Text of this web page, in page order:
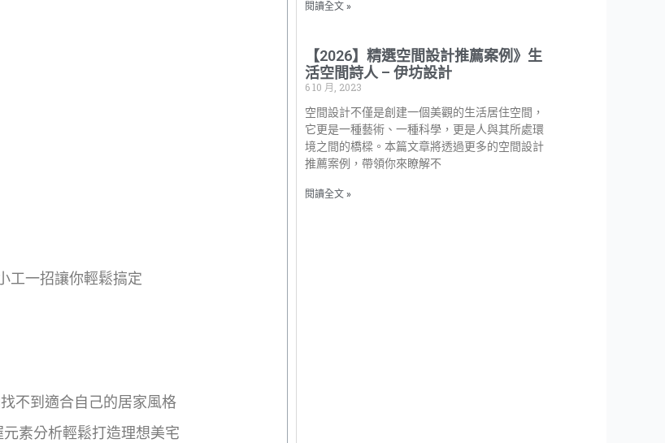
工一招讓你輕鬆搞定
不到適合自己的居家風格
素分析輕鬆打造理想美宅
閱讀全文 »
【2026】精選空間設計推薦案例》生
活空間詩人 – 伊坊設計
6 10 月, 2023
空間設計不僅是創建一個美觀的生活居住空間，
它更是一種藝術、一種科學，更是人與其所處環
境之間的橋樑。本篇文章將透過更多的空間設計
推薦案例，帶領你來瞭解不
閱讀全文 »